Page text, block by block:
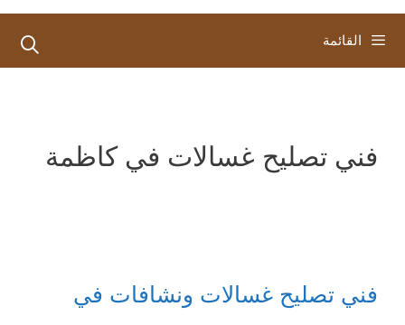
القائمة
فني تصليح غسالات في كاظمة
فني تصليح غسالات ونشافات في